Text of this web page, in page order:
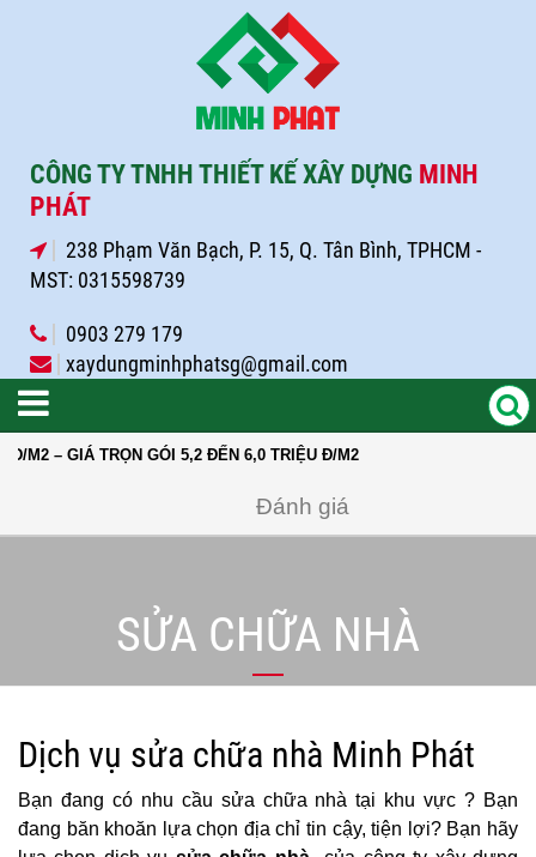
CÔNG TY TNHH THIẾT KẾ XÂY DỰNG MINH
PHÁT
238 Phạm Văn Bạch, P. 15, Q. Tân Bình, TPHCM -
MST: 0315598739
0903 279 179
xaydungminhphatsg@gmail.com
GIÁ TRỌN GÓI 5,2 ĐẾN 6,0 TRIỆU Đ/M2
Đánh giá
SỬA CHỮA NHÀ
Dịch vụ sửa chữa nhà Minh Phát
Bạn đang có nhu cầu sửa chữa nhà tại khu vực ? Bạn
đang băn khoăn lựa chọn địa chỉ tin cậy, tiện lợi? Bạn hãy